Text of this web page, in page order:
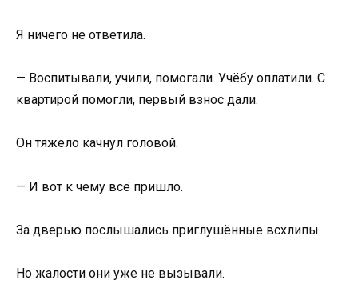
Я ничего не ответила.
— Воспитывали, учили, помогали. Учёбу оплатили. С
квартирой помогли, первый взнос дали.
Он тяжело качнул головой.
— И вот к чему всё пришло.
За дверью послышались приглушённые всхлипы.
Но жалости они уже не вызывали.